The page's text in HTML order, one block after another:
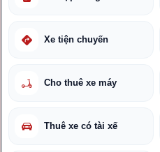
Xe tiện chuyến
Cho thuê xe máy
Thuê xe có tài xế